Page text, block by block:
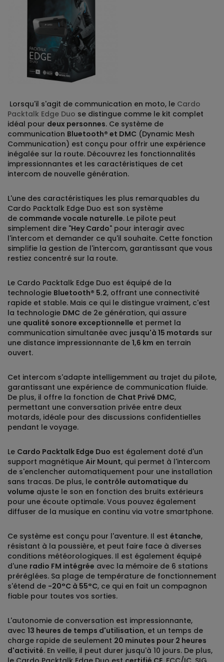
Lorsqu'il s'agit de communication en moto, le Cardo
Packtalk Edge Duo se distingue comme le kit complet
idéal pour deux personnes. Ce système de
communication Bluetooth® et DMC (Dynamic Mesh
Communication) est conçu pour offrir une expérience
inégalée sur la route. Découvrez les fonctionnalités
impressionnantes et les caractéristiques de cet
intercom de nouvelle génération.
L'une des caractéristiques les plus remarquables du
Cardo Packtalk Edge Duo est son système
de commande vocale naturelle. Le pilote peut
simplement dire "Hey Cardo" pour interagir avec
l'intercom et demander ce qu'il souhaite. Cette fonction
simplifie la gestion de l'intercom, garantissant que vous
restiez concentré sur la route.
Le Cardo Packtalk Edge Duo est équipé de la
technologie Bluetooth® 5.2, offrant une connectivité
rapide et stable. Mais ce qui le distingue vraiment, c'est
la technologie DMC de 2e génération, qui assure
une qualité sonore exceptionnelle et permet la
communication simultanée avec jusqu'à 15 motards sur
une distance impressionnante de 1,6 km en terrain
ouvert.
Cet intercom s'adapte intelligemment au trajet du pilote,
garantissant une expérience de communication fluide.
De plus, il offre la fonction de Chat Privé DMC,
permettant une conversation privée entre deux
motards, idéale pour des discussions confidentielles
pendant le voyage.
Le Cardo Packtalk Edge Duo est également doté d'un
support magnétique Air Mount, qui permet à l'intercom
de s'enclencher automatiquement pour une installation
sans tracas. De plus, le contrôle automatique du
volume ajuste le son en fonction des bruits extérieurs
pour une écoute optimale. Vous pouvez également
diffuser de la musique en continu via votre smartphone.
Ce système est conçu pour l'aventure. Il est étanche,
résistant à la poussière, et peut faire face à diverses
conditions météorologiques. Il est également équipé
d'une radio FM intégrée avec la mémoire de 6 stations
préréglées. Sa plage de température de fonctionnement
s'étend de -20°C à 55°C, ce qui en fait un compagnon
fiable pour toutes vos sorties.
L'autonomie de conversation est impressionnante,
avec 13 heures de temps d'utilisation, et un temps de
charge rapide de seulement 20 minutes pour 2 heures
d'activité. En veille, il peut durer jusqu'à 10 jours. De plus,